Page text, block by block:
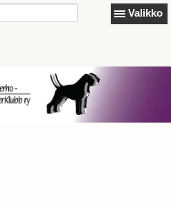
Valikko